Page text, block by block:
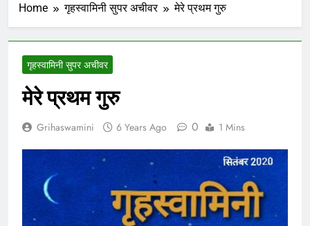
Home गृहस्वामिनी सुपर अचीवर मेरे प्रथम गुरु
गृहस्वामिनी सुपर अचीवर
मेरे प्रथम गुरु
Grihaswamini 6 Years Ago 0 1 Mins